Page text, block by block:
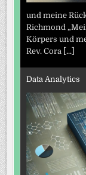
und meine
Richmond
Körpers und
Rev. Cora [...]
Data Analytics